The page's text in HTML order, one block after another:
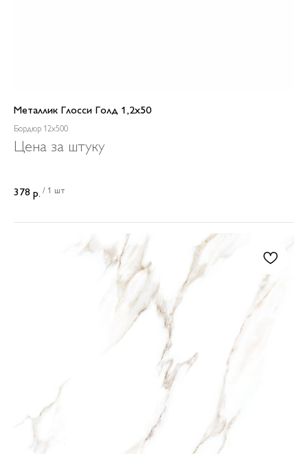
Металлик Глосси Голд 1,2x50
Бордюр 12x500
Цена за штуку
378 р. / 1 шт